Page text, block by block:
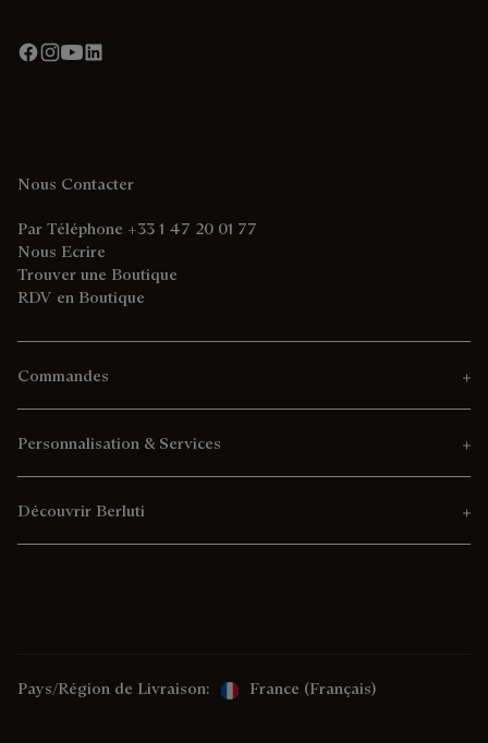
Nous Contacter
Par Téléphone +33 1 47 20 01 77
Nous Ecrire
Trouver une Boutique
RDV en Boutique
Commandes
Personnalisation & Services
Découvrir Berluti
Pays/Région de Livraison: France (français)